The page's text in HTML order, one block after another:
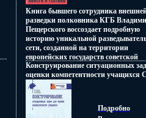
Книга бывшего сотрудника
разведки полковника КГБ
Пещерского воссоздает подробную
историю уникальной
сети, созданной на территории
европейских государств советской
военной разбшяакведкой в годы
мировой войны и получившей
"Красная капелла" В книге
рассказывается о ключевых этапах
создания разведсети, перечисляются
организаторы нелегальных
Конструирование ситуационных
оценки компетентности учащихся
Педагогический взгляд инфо 10451t.
Подробно